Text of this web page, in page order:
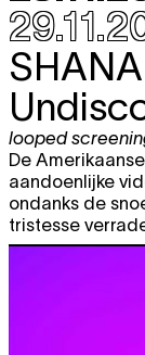
looped
De
aandoenlijke
ondanks de
tristesse